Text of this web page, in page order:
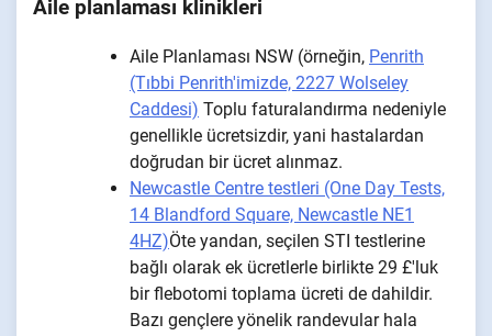
Aile planlaması klinikleri
Aile Planlaması NSW (örneğin, Penrith
(Tıbbi Penrith'imizde, 2227 Wolseley
Caddesi) Toplu faturalandırma nedeniyle
genellikle ücretsizdir, yani hastalardan
doğrudan bir ücret alınmaz.
Newcastle Centre testleri (One Day Tests,
14 Blandford Square, Newcastle NE1
4HZ)Öte yandan, seçilen STI testlerine
bağlı olarak ek ücretlerle birlikte 29 £'luk
bir flebotomi toplama ücreti de dahildir.
Bazı gençlere yönelik randevular hala